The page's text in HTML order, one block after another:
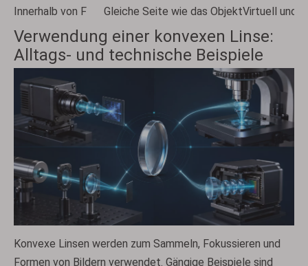
Innerhalb von F
Gleiche Seite wie das ObjektVirtuell und
Verwendung einer konvexen Linse:
Alltags- und technische Beispiele
Konvexe Linsen werden zum Sammeln, Fokussieren und
Formen von Bildern verwendet. Gängige Beispiele sind